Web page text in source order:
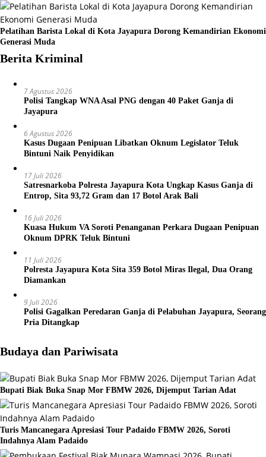
Pelatihan Barista Lokal di Kota Jayapura Dorong Kemandirian Ekonomi
Generasi Muda
Berita Kriminal
7 Agustus 2026
Polisi Tangkap WNA Asal PNG dengan 40 Paket Ganja di
Jayapura
6 Agustus 2026
Kasus Dugaan Penipuan Libatkan Oknum Legislator Teluk
Bintuni Naik Penyidikan
17 Juli 2026
Satresnarkoba Polresta Jayapura Kota Ungkap Kasus Ganja di
Entrop, Sita 93,72 Gram dan 17 Botol Arak Bali
16 Juli 2026
Kuasa Hukum VA Soroti Penanganan Perkara Dugaan Penipuan
Oknum DPRK Teluk Bintuni
11 Juli 2026
Polresta Jayapura Kota Sita 359 Botol Miras Ilegal, Dua Orang
Diamankan
9 Juli 2026
Polisi Gagalkan Peredaran Ganja di Pelabuhan Jayapura, Seorang
Pria Ditangkap
Budaya dan Pariwisata
Bupati Biak Buka Snap Mor FBMW 2026, Dijemput Tarian Adat
Turis Mancanegara Apresiasi Tour Padaido FBMW 2026, Soroti
Indahnya Alam Padaido